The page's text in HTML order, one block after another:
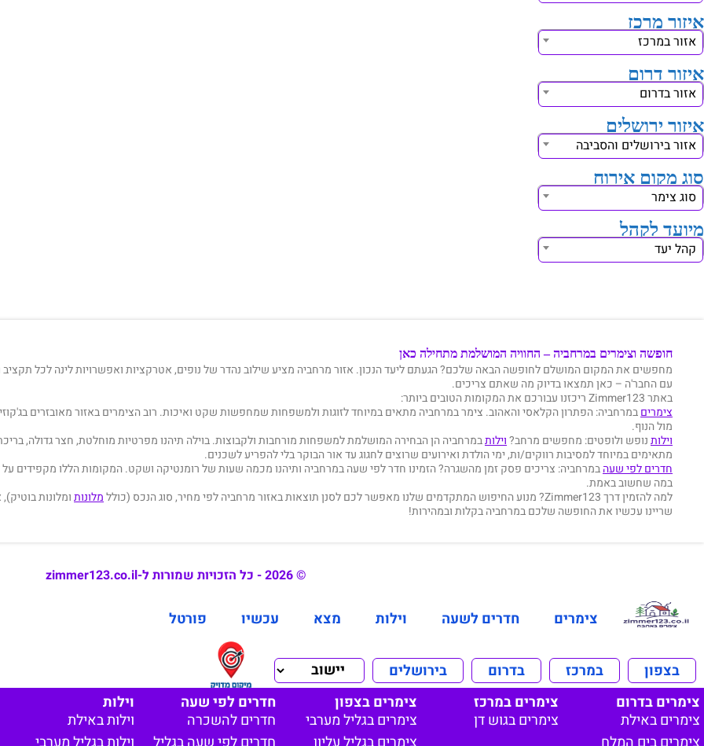
איזור מרכז
אזור במרכז
איזור דרום
אזור בדרום
איזור ירושלים
אזור בירושלים והסביבה
סוג מקום אירוח
סוג צימר
מיועד לקהל
קהל יעד
חופשה וצימרים במרחביה – החוויה המושלמת מתחילה כאן
מחפשים את המקום המושלם לחופשה הבאה שלכם? הגעתם ליעד הנכון. אזור מרחביה מציע שילוב נהדר של נופים, אטרקציות ואפשרויות לינה לכל תקציב
עם החבר'ה – כאן תמצאו בדיוק מה שאתם צריכים.
באתר Zimmer123 ריכזנו עבורכם את המקומות הטובים ביותר:
צימריםבמרחביה: הפתרון הקלאסי והאהוב. צימר במרחביה מתאים במיוחד לזוגות ולמשפחות שמחפשות שקט ואיכות. רוב הצימרים באזור מאובזרים
מול הנוף.
וילותנופש ולופטים: מחפשים מרחב?וילותבמרחביה הן הבחירה המושלמת למשפחות מורחבות ולקבוצות. בוילה תיהנו מפרטיות מוחלטת, חצר גדולה,
מתאימים במיוחד למסיבות רווקים/ות, ימי הולדת ואירועים שרוצים לחגוג עד אור הבוקר בלי להפריע לשכנים.
חדרים לפי שעהבמרחביה: צריכים פסק זמן מהשגרה? הזמינו חדר לפי שעה במרחביה ותיהנו מכמה שעות של רומנטיקה ושקט. המקומות הללו מקפידים
במה שחשוב באמת.
למה להזמין דרך Zimmer123? מנוע החיפוש המתקדמים שלנו מאפשר לכם לסנן תוצאות באזור מרחביה לפי מחיר, סוג הנכס (כולל
מלונותומלונות בוטיק),
שריינו עכשיו את החופשה שלכם במרחביה בקלות ובמהירות!
© 2026 - כל הזכויות שמורות ל-zimmer123.co.il
צימרים חדרים לשעה וילות מצא עכשיו פורטל
בצפון במרכז בדרום בירושלים
צימרים בדרום
צימרים באילת
צימרים במרכז
צימרים בגוש דן
צימרים בצפון
צימרים בגליל מערבי
חדרים לפי שעה
חדרים להשכרה
וילות
וילות באילת